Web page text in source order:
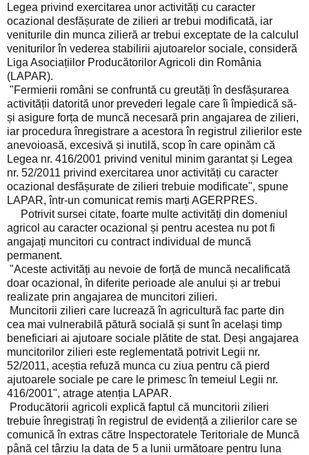
Legea privind exercitarea unor activități cu caracter
ocazional desfășurate de zilieri ar trebui modificată, iar
veniturile din munca zilieră ar trebui exceptate de la calculul
veniturilor în vederea stabilirii ajutoarelor sociale, consideră
Liga Asociațiilor Producătorilor Agricoli din România
(LAPAR).
"Fermierii români se confruntă cu greutăți în desfășurarea
activității datorită unor prevederi legale care îi împiedică să-
și asigure forța de muncă necesară prin angajarea de zilieri,
iar procedura înregistrare a acestora în registrul zilierilor este
anevoioasă, excesivă și inutilă, scop în care opinăm că
Legea nr. 416/2001 privind venitul minim garantat și Legea
nr. 52/2011 privind exercitarea unor activități cu caracter
ocazional desfășurate de zilieri trebuie modificate", spune
LAPAR, într-un comunicat remis marți AGERPRES.
Potrivit sursei citate, foarte multe activități din domeniul
agricol au caracter ocazional și pentru acestea nu pot fi
angajați muncitori cu contract individual de muncă
permanent.
"Aceste activități au nevoie de forță de muncă necalificată
doar ocazional, în diferite perioade ale anului și ar trebui
realizate prin angajarea de muncitori zilieri.
Muncitorii zilieri care lucrează în agricultură fac parte din
cea mai vulnerabilă pătură socială și sunt în același timp
beneficiari ai ajutoare sociale plătite de stat. Deși angajarea
muncitorilor zilieri este reglementată potrivit Legii nr.
52/2011, aceștia refuză munca cu ziua pentru că pierd
ajutoarele sociale pe care le primesc în temeiul Legii nr.
416/2001", atrage atenția LAPAR.
Producătorii agricoli explică faptul că muncitorii zilieri
trebuie înregistrați în registrul de evidență a zilierilor care se
comunică în extras către Inspectoratele Teritoriale de Muncă
până cel târziu la data de 5 a lunii următoare pentru luna